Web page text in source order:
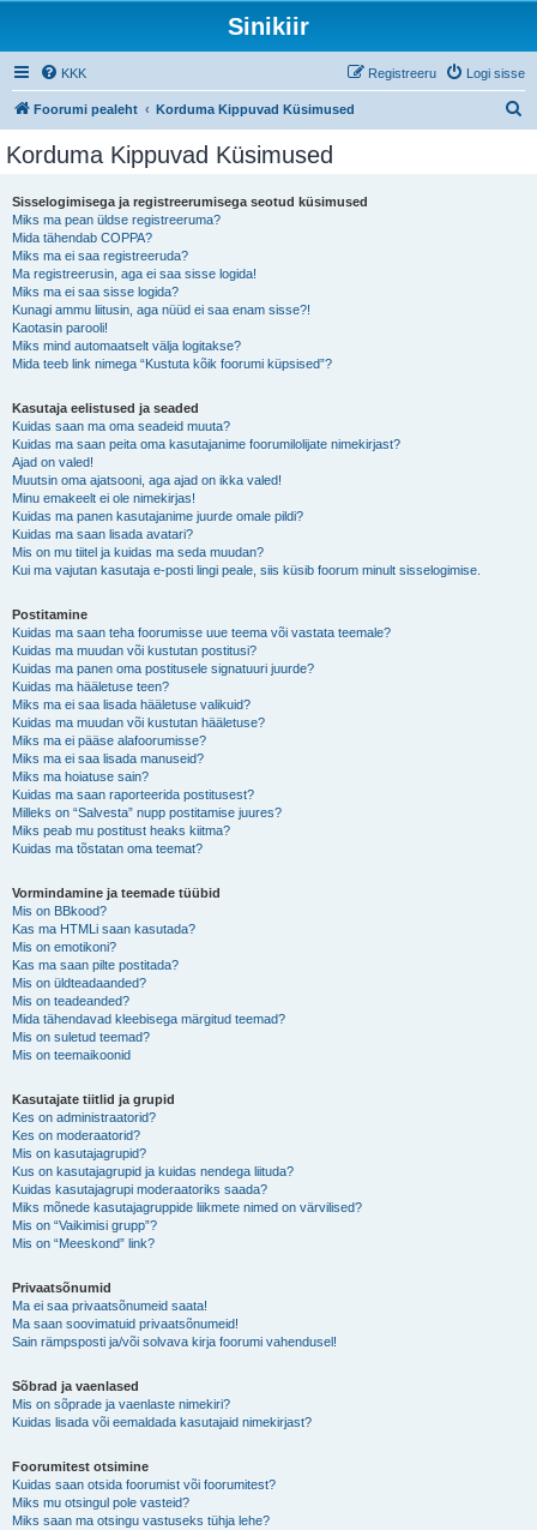
Sinikiir
KKK Logi sisse
Registreeru
Foorumi pealeht Korduma Kippuvad Küsimused
Korduma Kippuvad Küsimused
Sisselogimisega ja registreerumisega seotud küsimused
Miks ma pean üldse registreeruma?
Mida tähendab COPPA?
Miks ma ei saa registreeruda?
Ma registreerusin, aga ei saa sisse logida!
Miks ma ei saa sisse logida?
Kunagi ammu liitusin, aga nüüd ei saa enam sisse?!
Kaotasin parooli!
Miks mind automaatselt välja logitakse?
Mida teeb link nimega “Kustuta kõik foorumi küpsised”?
Kasutaja eelistused ja seaded
Kuidas saan ma oma seadeid muuta?
Kuidas ma saan peita oma kasutajanime foorumilolijate nimekirjast?
Ajad on valed!
Muutsin oma ajatsooni, aga ajad on ikka valed!
Minu emakeelt ei ole nimekirjas!
Kuidas ma panen kasutajanime juurde omale pildi?
Kuidas ma saan lisada avatari?
Mis on mu tiitel ja kuidas ma seda muudan?
Kui ma vajutan kasutaja e-posti lingi peale, siis küsib foorum minult sisselogimise.
Postitamine
Kuidas ma saan teha foorumisse uue teema või vastata teemale?
Kuidas ma muudan või kustutan postitusi?
Kuidas ma panen oma postitusele signatuuri juurde?
Kuidas ma hääletuse teen?
Miks ma ei saa lisada hääletuse valikuid?
Kuidas ma muudan või kustutan hääletuse?
Miks ma ei pääse alafoorumisse?
Miks ma ei saa lisada manuseid?
Miks ma hoiatuse sain?
Kuidas ma saan raporteerida postitusest?
Milleks on “Salvesta” nupp postitamise juures?
Miks peab mu postitust heaks kiitma?
Kuidas ma tõstatan oma teemat?
Vormindamine ja teemade tüübid
Mis on BBkood?
Kas ma HTMLi saan kasutada?
Mis on emotikoni?
Kas ma saan pilte postitada?
Mis on üldteadaanded?
Mis on teadeanded?
Mida tähendavad kleebisega märgitud teemad?
Mis on suletud teemad?
Mis on teemaikoonid
Kasutajate tiitlid ja grupid
Kes on administraatorid?
Kes on moderaatorid?
Mis on kasutajagrupid?
Kus on kasutajagrupid ja kuidas nendega liituda?
Kuidas kasutajagrupi moderaatoriks saada?
Miks mõnede kasutajagruppide liikmete nimed on värvilised?
Mis on “Vaikimisi grupp”?
Mis on “Meeskond” link?
Privaatsõnumid
Ma ei saa privaatsõnumeid saata!
Ma saan soovimatuid privaatsõnumeid!
Sain rämpsposti ja/või solvava kirja foorumi vahendusel!
Sõbrad ja vaenlased
Mis on sõprade ja vaenlaste nimekiri?
Kuidas lisada või eemaldada kasutajaid nimekirjast?
Foorumitest otsimine
Kuidas saan otsida foorumist või foorumitest?
Miks mu otsingul pole vasteid?
Miks saan ma otsingu vastuseks tühja lehe?